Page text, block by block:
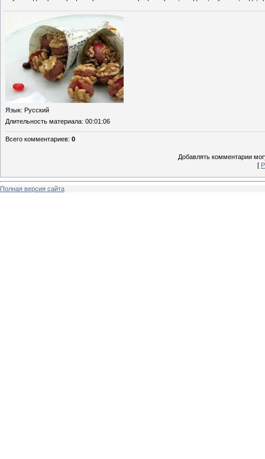
Язык: Русский
Длительность материала: 00:01:06
Всего комментариев: 0
Добавлять комментарии
[
Полная версия сайта